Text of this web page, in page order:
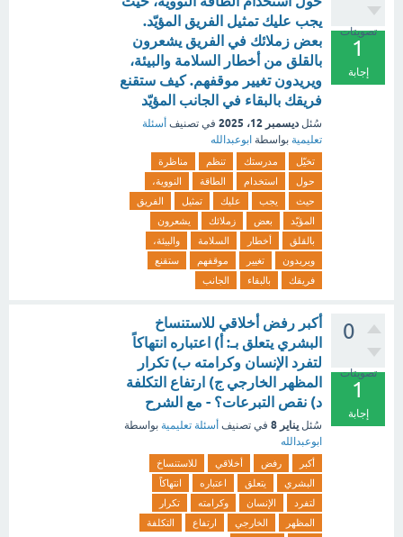
تصويتات
1
إجابة
يجب عليك تمثيل الفريق المؤيّد.
بعض زملائك في الفريق يشعرون
بالقلق من أخطار السلامة والبيئة،
ويريدون تغيير موقفهم. كيف ستقنع
فريقك بالبقاء في الجانب المؤيّد
سُئل ديسمبر 12، 2025 في تصنيف أسئلة
تعليمية بواسطة ابوعبدالله
تخيّل مدرستك تنظم
مناظرة
حول
استخدام الطاقة
النووية،
حيث
يجب عليك تمثيل
الفريق
المؤيّد
بعض زملائك
يشعرون
بالقلق
أخطار السلامة
والبيئة،
ويريدون
تغيير موقفهم
ستقنع
فريقك
بالبقاء الجانب
0
تصويتات
1
إجابة
أكبر رفض أخلاقي للاستنساخ
البشري يتعلق بـ: أ) اعتباره انتهاكاً
لتفرد الإنسان وكرامته ب) تكرار
المظهر الخارجي ج) ارتفاع التكلفة
د) نقص التبرعات؟ - مع الشرح
سُئل يناير 8 في تصنيف أسئلة تعليمية بواسطة
ابوعبدالله
أكبر رفض أخلاقي
للاستنساخ
البشري
يتعلق اعتباره
انتهاكاً
لتفرد
الإنسان وكرامته
تكرار
المظهر
الخارجي ارتفاع التكلفة